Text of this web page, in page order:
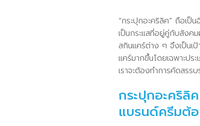
“กระปุกอะคริลิค” ถือเป็
เป็นกระแสที่อยู่คู่กับสังค
สกินแคร์ต่าง ๆ จึงเป็นเ
แคร์มากขึ้นโดยเฉพาะป
เราจะต้องทำการคัดสร
กระปุกอะคริลิ
แบรนด์ครีมต้